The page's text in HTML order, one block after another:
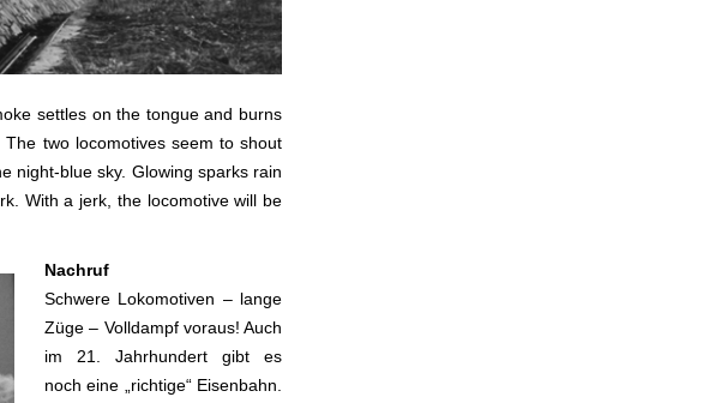
settles on the tongue and burns
two locomotives seem to shout
night-blue sky. Glowing sparks rain
With a jerk, the locomotive will be
Nachruf
Schwere Lokomotiven – lange
Züge – Volldampf voraus! Auch
im 21. Jahrhundert gibt es
noch eine „richtige“ Eisenbahn.